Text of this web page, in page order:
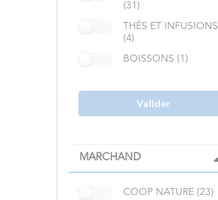
(31)
THÉS ET INFUSIONS
(4)
BOISSONS (1)
Valider
MARCHAND
COOP NATURE (23)